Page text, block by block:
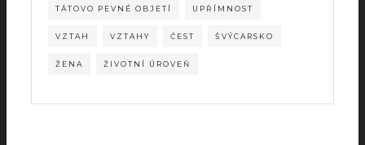
TÁTOVO PEVNÉ OBJETÍ UPŘÍMNOST
VZTAH VZTAHY ČEST ŠVÝCARSKO
ŽENA ŽIVOTNÍ ÚROVEŇ